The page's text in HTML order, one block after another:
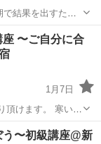
結果を出すため
あたって役立つ
方への対処方法だ
〜ご自分に合
1月7日
す。 寒い時
〜
になります。 受講費用 3500円（税込...
営新宿線
〜初級講座@新